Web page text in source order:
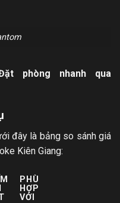
phòng nhanh qua
đây là bảng so sánh giá
Kiên Giang:
PHÙ
HỢP
VỚI